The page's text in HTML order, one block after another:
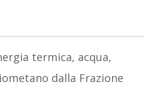
termica, acqua,
dalla Frazione